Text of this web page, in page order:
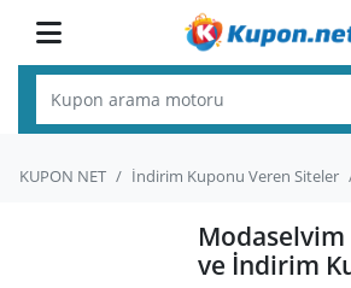
KUPON NET İndirim Kuponu Veren Siteler
ve İndirim